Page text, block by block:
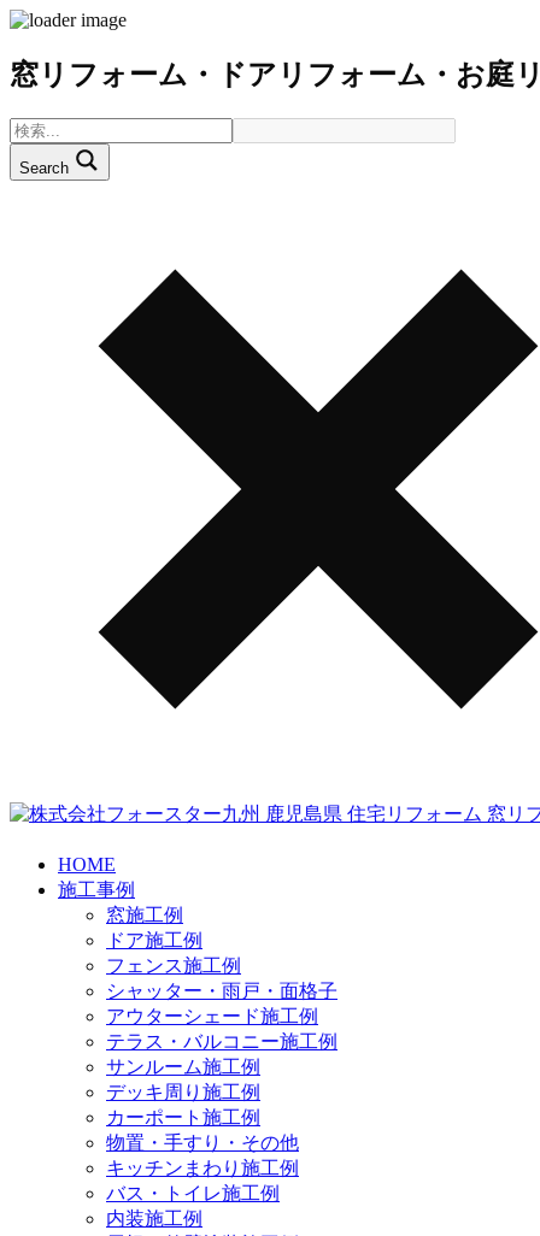
窓リフォーム・ドアリフォーム・お庭
Search
HOME
施工事例
窓施工例
ドア施工例
フェンス施工例
シャッター・雨戸・面格子
アウターシェード施工例
テラス・バルコニー施工例
サンルーム施工例
デッキ周り施工例
カーポート施工例
物置・手すり・その他
キッチンまわり施工例
バス・トイレ施工例
内装施工例